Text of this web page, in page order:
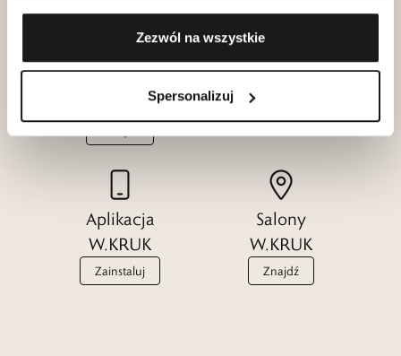
Zezwól na wszystkie
Spersonalizuj
Przyjaciół
W.KRUK
Katalogi
W.KRUK
Zobacz
Aplikacja
W.KRUK
Zainstaluj
Salony
W.KRUK
Znajdź